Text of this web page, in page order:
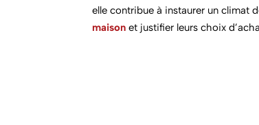
elle contribue à instaurer un climat
maison et justifier leurs choix